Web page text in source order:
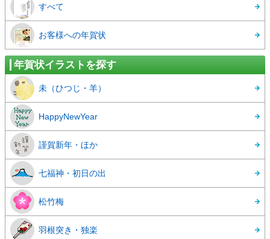
すべて
お客様への年賀状
年賀状イラストを探す
未（ひつじ・羊）
HappyNewYear
謹賀新年・ほか
七福神・初日の出
松竹梅
羽根突き・独楽